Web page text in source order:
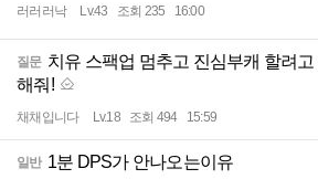
러러러낙 Lv.43 조회 235 16:00
질문 치유 스팩업 멈추고 진심부캐 할려
해줘!
채채입니다 Lv.18 조회 494 15:59
일반 1분 DPS가 안나오는이유